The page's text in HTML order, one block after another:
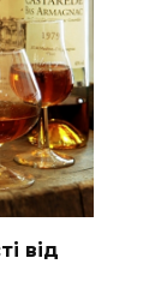
від